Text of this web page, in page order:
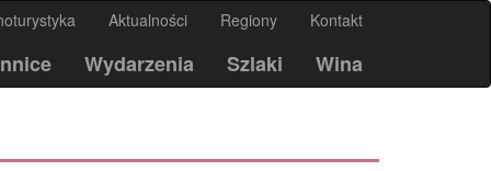
Aktualności Regiony Kontakt
Wydarzenia Szlaki Wina